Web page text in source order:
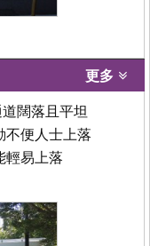
更多
闊落且平坦
不便人士上落
輕易上落